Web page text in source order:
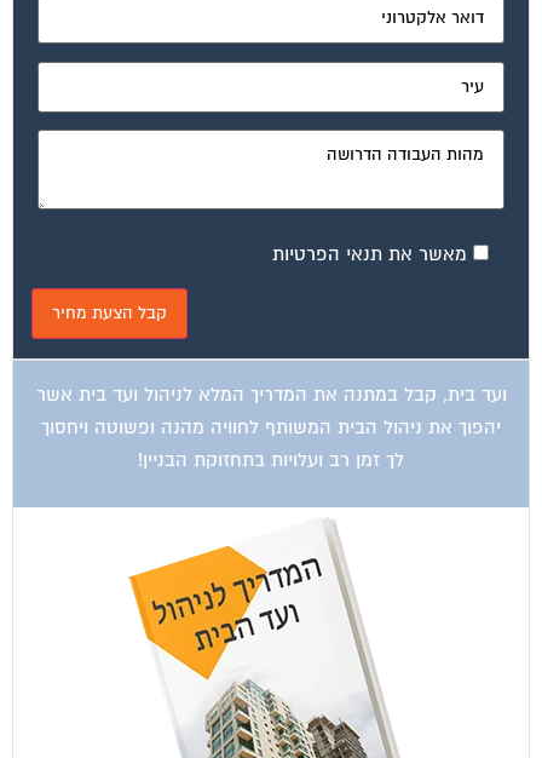
מאשר את תנאי הפרטיות
ועד בית, קבל במתנה את המדריך המלא לניהול ועד בית אשר
יהפוך את ניהול הבית המשותף לחוויה מהנה ופשוטה ויחסוך
לך זמן רב ועלויות בתחזוקת הבניין!